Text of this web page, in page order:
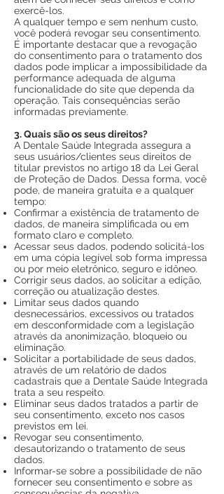
exercê-los.
A qualquer tempo e sem nenhum custo,
você poderá revogar seu consentimento.
É importante destacar que a revogação
do consentimento para o tratamento dos
dados pode implicar a impossibilidade da
performance adequada de alguma
funcionalidade do site que dependa da
operação. Tais consequências serão
informadas previamente.
3. Quais são os seus direitos?
A Dentale Saúde Integrada assegura a
seus usuários/clientes seus direitos de
titular previstos no artigo 18 da Lei Geral
de Proteção de Dados. Dessa forma, você
pode, de maneira gratuita e a qualquer
tempo:
Confirmar a existência de tratamento de
dados, de maneira simplificada ou em
formato claro e completo.
Acessar seus dados, podendo solicitá-los
em uma cópia legível sob forma impressa
ou por meio eletrônico, seguro e idôneo.
Corrigir seus dados, ao solicitar a edição,
correção ou atualização destes.
Limitar seus dados quando
desnecessários, excessivos ou tratados
em desconformidade com a legislação
através da anonimização, bloqueio ou
eliminação.
Solicitar a portabilidade de seus dados,
através de um relatório de dados
cadastrais que a Dentale Saúde Integrada
trata a seu respeito.
Eliminar seus dados tratados a partir de
seu consentimento, exceto nos casos
previstos em lei.
Revogar seu consentimento,
desautorizando o tratamento de seus
dados.
Informar-se sobre a possibilidade de não
fornecer seu consentimento e sobre as